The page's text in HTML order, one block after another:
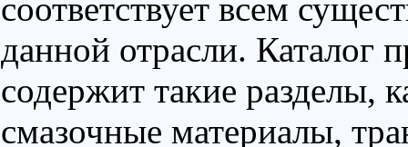
соответствует всем
данной отрасли. Каталог
содержит такие разделы,
смазочные материалы,